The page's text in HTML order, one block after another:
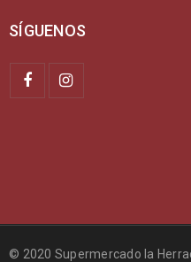
SÍGUENOS
© 2020 Supermercado la